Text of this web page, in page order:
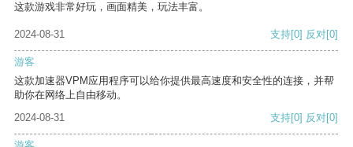
这款游戏非常好玩，画面精美，玩法丰富。
2024-08-31 支持[0] 反对[0]
游客
这款加速器VPM应用程序可以给你提供最高速度和安全性的连接，并帮
助你在网络上自由移动。
2024-08-31
支持[0] 反对[0]